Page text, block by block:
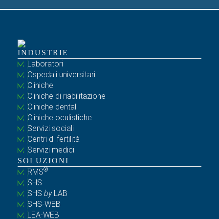
INDUSTRIE
Laboratori
Ospedali universitari
Cliniche
Cliniche di riabilitazione
Cliniche dentali
Cliniche oculistiche
Servizi sociali
Centri di fertilità
Servizi medici
SOLUZIONI
RMS®
SHS
SHS byLAB
SHS-WEB
LEA-WEB